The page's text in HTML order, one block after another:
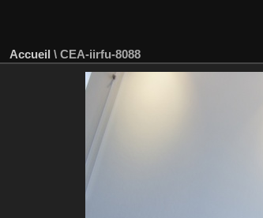
Accueil \ CEA-iirfu-8088